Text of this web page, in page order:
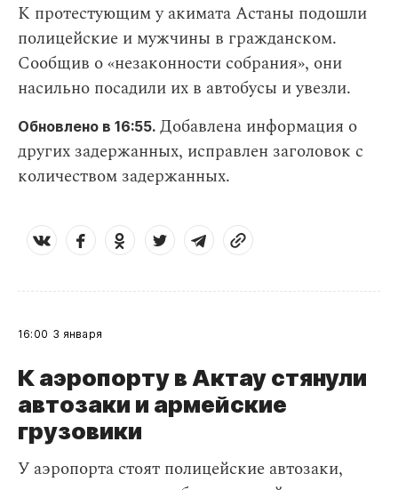
К протестующим у акимата Астаны подошли
полицейские и мужчины в гражданском.
Сообщив о «незаконности собрания», они
насильно посадили их в автобусы и увезли.
Обновлено в 16:55. Добавлена информация о
других задержанных, исправлен заголовок с
количеством задержанных.
16:00 3 января
К аэропорту в Актау стянули
автозаки и армейские
грузовики
У аэропорта стоят полицейские автозаки,